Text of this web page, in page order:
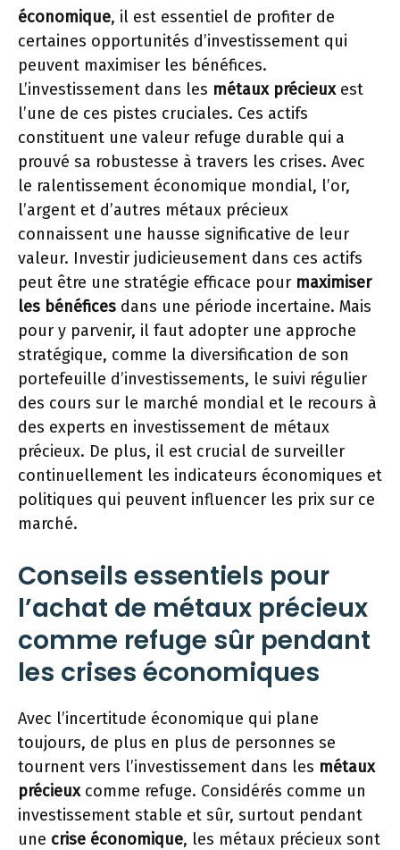
économique, il est essentiel de profiter de
certaines opportunités d’investissement qui
peuvent maximiser les bénéfices.
L’investissement dans les métaux précieuxest
l’une de ces pistes cruciales. Ces actifs
constituent une valeur refuge durable qui a
prouvé sa robustesse à travers les crises. Avec
le ralentissement économique mondial, l’or,
l’argent et d’autres métaux précieux
connaissent une hausse significative de leur
valeur. Investir judicieusement dans ces actifs
peut être une stratégie efficace pour maximiser
les bénéfices dans une période incertaine. Mais
pour y parvenir, il faut adopter une approche
stratégique, comme la diversification de son
portefeuille d’investissements, le suivi régulier
des cours sur le marché mondial et le recours à
des experts en investissement de métaux
précieux. De plus, il est crucial de surveiller
continuellement les indicateurs économiques et
politiques qui peuvent influencer les prix sur ce
marché.
Conseils essentiels pour
l’achat de métaux précieux
comme refuge sûr pendant
les crises économiques
Avec l’incertitude économique qui plane
toujours, de plus en plus de personnes se
tournent vers l’investissement dans les métaux
précieuxcomme refuge. Considérés comme un
investissement stable et sûr, surtout pendant
une crise économique, les métaux précieux sont